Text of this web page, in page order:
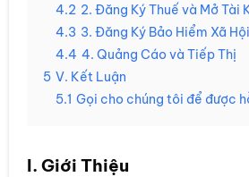
4.2 2. Đăng Ký Thuế và Mở Tài
4.3 3. Đăng Ký Bảo Hiểm Xã Hội
4.4 4. Quảng Cáo và Tiếp Thị
5 V. Kết Luận
5.1 Gọi cho chúng tôi để được
I. Giới Thiệu